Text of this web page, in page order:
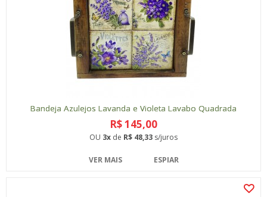
Bandeja Azulejos Lavanda e Violeta Lavabo Quadrada
R$ 145,00
OU 3x de R$ 48,33 s/juros
VER MAIS ESPIAR